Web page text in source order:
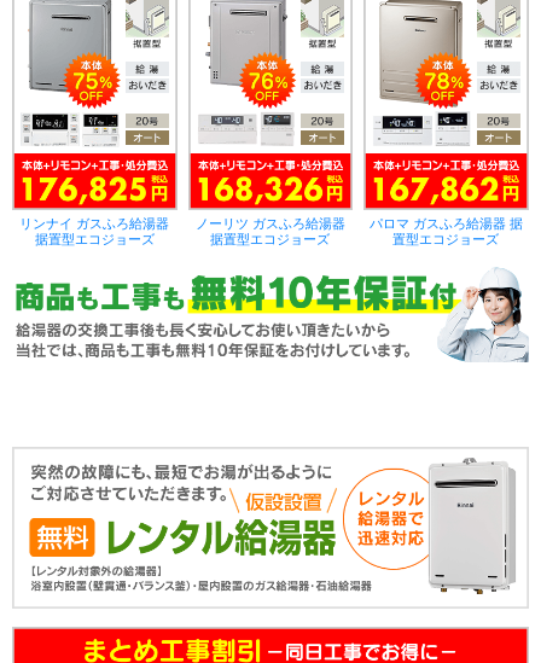
リンナイ ガスふろ給湯器
据置型エコジョーズ
ノーリツ ガスふろ給湯器
据置型エコジョーズ
パロマ ガスふろ給湯器 据
置型エコジョーズ